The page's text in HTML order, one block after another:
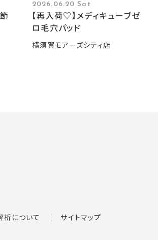
2026.06.20 Sat
【再入荷♡】メディキューブゼ
ロ毛穴パッド
横須賀モアーズシティ店
析について サイトマップ